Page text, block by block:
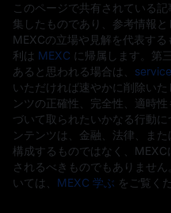
このページで共有されている
集したものであり、参考情報と
MEXCの立場や見解を代表す
利は MEXC に帰属します。第
あると思われる場合は、
いただければ速やかに削除い
ンツの正確性、完全性、適時
づいて取られたいかなる行動
ンテンツは、金融、法律、ま
構成するものではなく、
されるべきものでもありませ
いては、 MEXC 学ぶ をご覧く